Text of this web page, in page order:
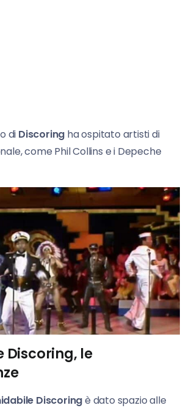
di Discoring ha ospitato artisti di
come Phil Collins e i Depeche
Discoring, le
Discoringè dato spazio alle